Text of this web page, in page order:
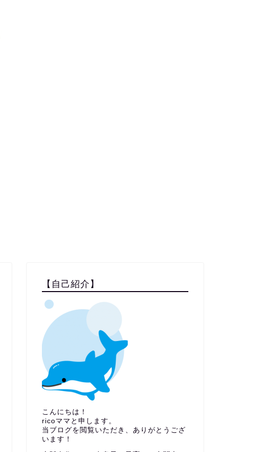
【自己紹介】
こんにちは！
ricoママと申します。
当ブログを閲覧いただき、ありがとうござ
います！